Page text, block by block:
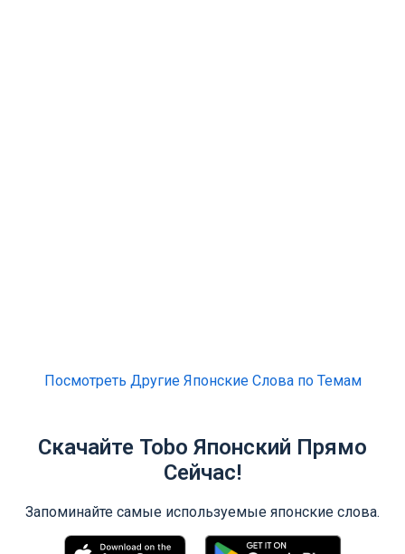
Посмотреть Другие Японские Слова по Темам
Скачайте Tobo Японский Прямо
Сейчас!
Запоминайте самые используемые японские слова.